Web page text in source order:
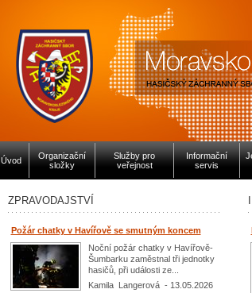
Úvod
Organizační
složky
Služby pro
veřejnost
Informační
servis
ZPRAVODAJSTVÍ
Požár chatky v Havířově se smutným koncem
Noční požár chatky v Havířově-
Šumbarku zaměstnal tři jednotky
hasičů, při události ze...
Kamila Langerová - 13.05.2026